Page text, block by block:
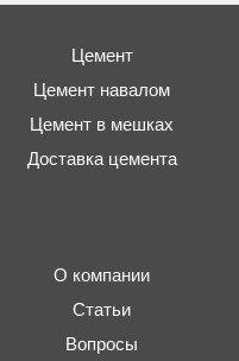
Цемент
Цемент навалом
Цемент в мешках
Доставка цемента
О компании
Статьи
Вопросы